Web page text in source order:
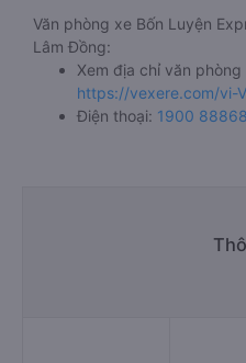
Văn phòng xe Bốn Luyện
Lâm Đồng:
Xem địa chỉ văn
https://vexere.com/vi-
Điện thoại: 1900